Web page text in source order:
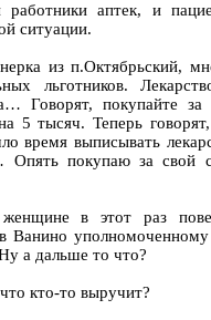
аптек, и
ситуации.
из п.Октябрьский,
льготников.
Говорят, покупайте за
5 тысяч. Теперь говорят,
время выписывать
Опять покупаю за свой
в этот раз
Ванино
а дальше то что?
кто-то выручит?